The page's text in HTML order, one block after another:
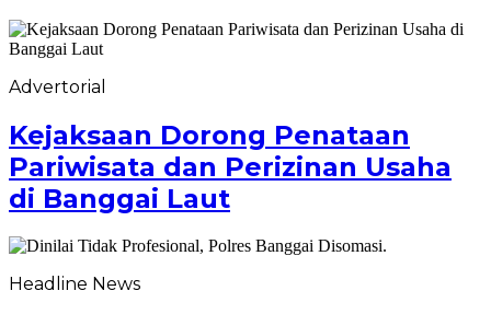
Advertorial
Kejaksaan Dorong Penataan
Pariwisata dan Perizinan Usaha
di Banggai Laut
Headline News